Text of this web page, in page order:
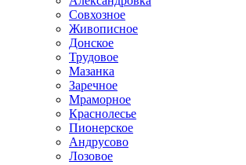
Совхозное
Живописное
Донское
Трудовое
Мазанка
Заречное
Мраморное
Краснолесье
Пионерское
Андрусово
Лозовое